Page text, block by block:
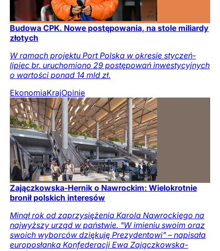
Budowa CPK. Nowe postępowania, na stole miliardy
złotych
W ramach projektu Port Polska w okresie styczeń-
lipiec br. uruchomiono 29 postępowań inwestycyjnych
o wartości ponad 14 mld zł.
EkonomiaKrajOpinie
Zajączkowska-Hernik o Nawrockim: Wielokrotnie
bronił polskich interesów
Minął rok od zaprzysiężenia Karola Nawrockiego na
najwyższy urząd w państwie. "W imieniu swoim oraz
swoich wyborców dziękuję Prezydentowi" – napisała
europosłanka Konfederacji Ewa Zajączkowska-